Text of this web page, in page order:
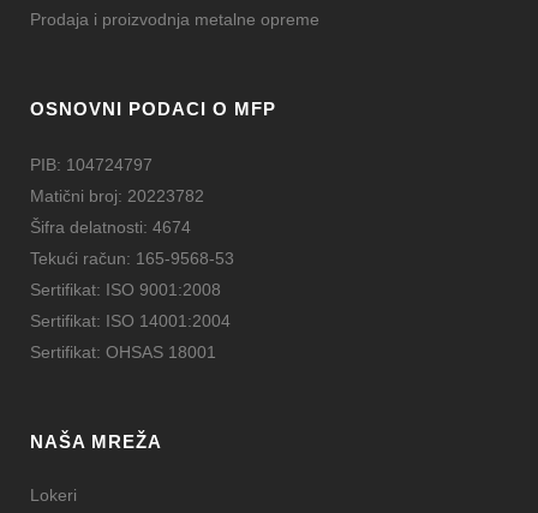
Prodaja i proizvodnja metalne opreme
OSNOVNI PODACI O MFP
PIB: 104724797
Matični broj: 20223782
Šifra delatnosti: 4674
Tekući račun: 165-9568-53
Sertifikat: ISO 9001:2008
Sertifikat: ISO 14001:2004
Sertifikat: OHSAS 18001
NAŠA MREŽA
Lokeri